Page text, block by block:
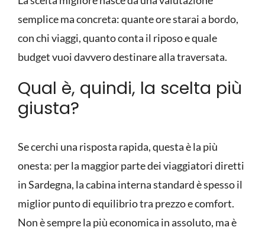
semplice ma concreta: quante ore starai a bordo,
con chi viaggi, quanto conta il riposo e quale
budget vuoi davvero destinare alla traversata.
Qual è, quindi, la scelta più
giusta?
Se cerchi una risposta rapida, questa è la più
onesta: per la maggior parte dei viaggiatori diretti
in Sardegna, la cabina interna standard è spesso il
miglior punto di equilibrio tra prezzo e comfort.
Non è sempre la più economica in assoluto, ma è